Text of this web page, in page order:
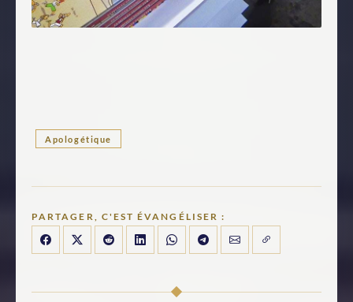
Apologétique
PARTAGER, C'EST ÉVANGÉLISER :